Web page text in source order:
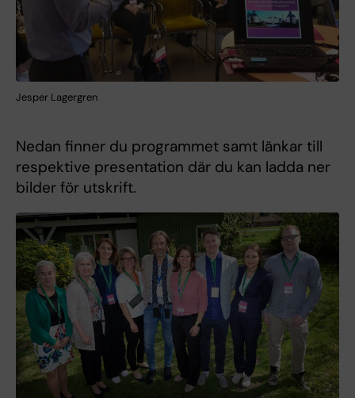
Jesper Lagergren
Nedan finner du programmet samt länkar till
respektive presentation där du kan ladda ner
bilder för utskrift.